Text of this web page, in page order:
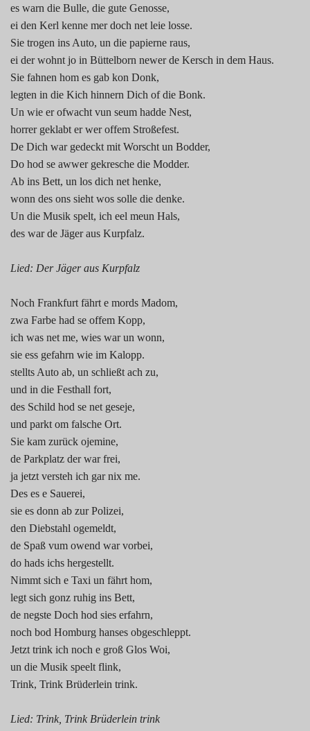
es warn die Bulle, die gute Genosse,
ei den Kerl kenne mer doch net leie losse.
Sie trogen ins Auto, un die papierne raus,
ei der wohnt jo in Büttelborn newer de Kersch in dem Haus.
Sie fahnen hom es gab kon Donk,
legten in die Kich hinnern Dich of die Bonk.
Un wie er ofwacht vun seum hadde Nest,
horrer geklabt er wer offem Stroßefest.
De Dich war gedeckt mit Worscht un Bodder,
Do hod se awwer gekresche die Modder.
Ab ins Bett, un los dich net henke,
wonn des ons sieht wos solle die denke.
Un die Musik spelt, ich eel meun Hals,
des war de Jäger aus Kurpfalz.
Lied: Der Jäger aus Kurpfalz
Noch Frankfurt fährt e mords Madom,
zwa Farbe had se offem Kopp,
ich was net me, wies war un wonn,
sie ess gefahrn wie im Kalopp.
stellts Auto ab, un schließt ach zu,
und in die Festhall fort,
des Schild hod se net geseje,
und parkt om falsche Ort.
Sie kam zurück ojemine,
de Parkplatz der war frei,
ja jetzt versteh ich gar nix me.
Des es e Sauerei,
sie es donn ab zur Polizei,
den Diebstahl ogemeldt,
de Spaß vum owend war vorbei,
do hads ichs hergestellt.
Nimmt sich e Taxi un fährt hom,
legt sich gonz ruhig ins Bett,
de negste Doch hod sies erfahrn,
noch bod Homburg hanses obgeschleppt.
Jetzt trink ich noch e groß Glos Woi,
un die Musik speelt flink,
Trink, Trink Brüderlein trink.
Lied: Trink, Trink Brüderlein trink